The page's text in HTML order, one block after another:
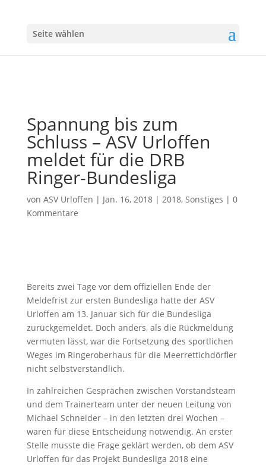
Seite wählen
Spannung bis zum
Schluss – ASV Urloffen
meldet für die DRB
Ringer-Bundesliga
von ASV Urloffen | Jan. 16, 2018| 2018, Sonstiges | 0
Kommentare
Bereits zwei Tage vor dem offiziellen Ende der
Meldefrist zur ersten Bundesliga hatte der ASV
Urloffen am 13. Januar sich für die Bundesliga
zurückgemeldet. Doch anders, als die Rückmeldung
vermuten lässt, war die Fortsetzung des sportlichen
Weges im Ringeroberhaus für die Meerrettichdörfler
nicht selbstverständlich.
In zahlreichen Gesprächen zwischen Vorstandsteam
und dem Trainerteam unter der neuen Leitung von
Michael Schneider – in den letzten drei Wochen –
waren für diese Entscheidung notwendig. An erster
Stelle musste die Frage geklärt werden, ob dem ASV
Urloffen für das Projekt Bundesliga 2018 eine